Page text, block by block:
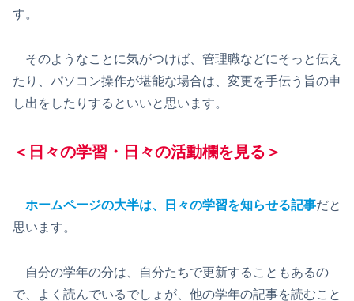
す。
そのようなことに気がつけば、管理職などにそっと伝え
たり、パソコン操作が堪能な場合は、変更を手伝う旨の申
し出をしたりするといいと思います。
＜日々の学習・日々の活動欄を見る＞
ホームページの大半は、日々の学習を知らせる記事だと
思います。
自分の学年の分は、自分たちで更新することもあるの
で、よく読んでいるでしょが、他の学年の記事を読むこと